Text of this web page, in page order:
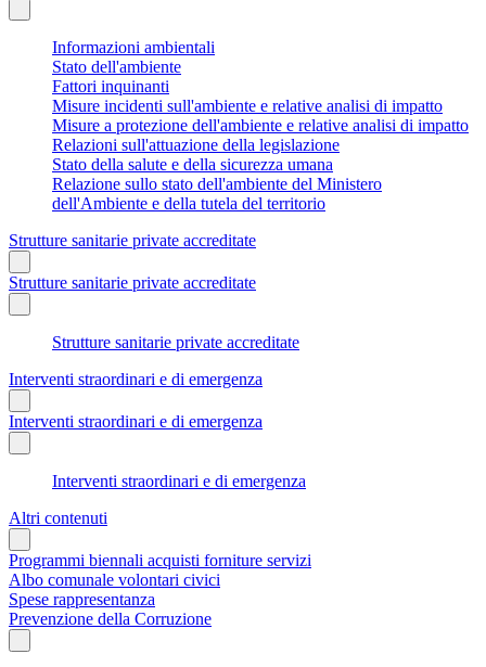
Informazioni ambientali
Stato dell'ambiente
Fattori inquinanti
Misure incidenti sull'ambiente e relative analisi di impatto
Misure a protezione dell'ambiente e relative analisi di impatto
Relazioni sull'attuazione della legislazione
Stato della salute e della sicurezza umana
Relazione sullo stato dell'ambiente del Ministero
dell'Ambiente e della tutela del territorio
Strutture sanitarie private accreditate
Strutture sanitarie private accreditate
Strutture sanitarie private accreditate
Interventi straordinari e di emergenza
Interventi straordinari e di emergenza
Interventi straordinari e di emergenza
Altri contenuti
Programmi biennali acquisti forniture servizi
Albo comunale volontari civici
Spese rappresentanza
Prevenzione della Corruzione